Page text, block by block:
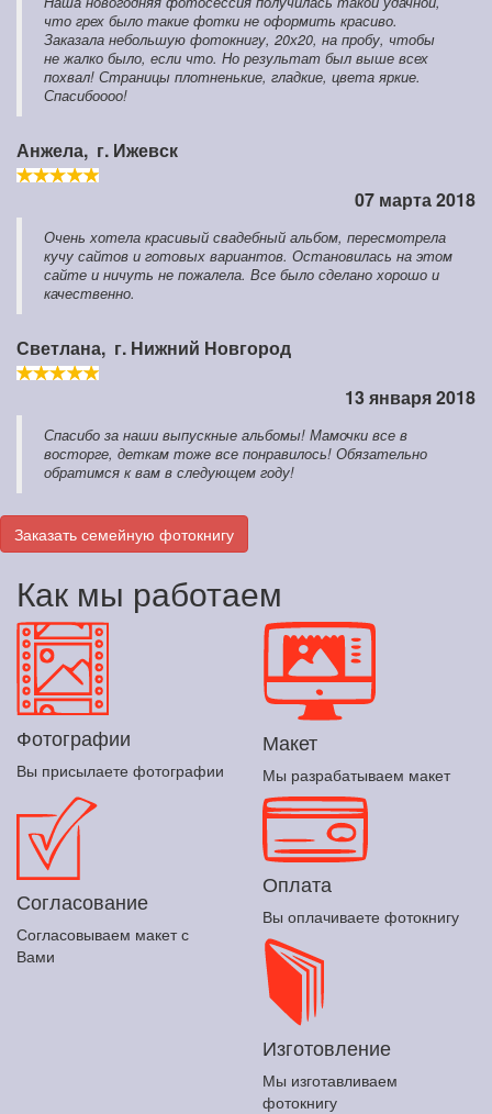
что грех было такие фотки не оформить красиво.
Заказала небольшую фотокнигу, 20х20, на пробу, чтобы
не жалко было, если что. Но результат был выше всех
похвал! Страницы плотненькие, гладкие, цвета яркие.
Спасибоооо!
Анжела, г. Ижевск
07 марта 2018
Очень хотела красивый свадебный альбом, пересмотрела
кучу сайтов и готовых вариантов. Остановилась на этом
сайте и ничуть не пожалела. Все было сделано хорошо и
качественно.
Светлана, г. Нижний Новгород
13 января 2018
Спасибо за наши выпускные альбомы! Мамочки все в
восторге, деткам тоже все понравилось! Обязательно
обратимся к вам в следующем году!
Заказать семейную фотокнигу
Как мы работаем
Фотографии
Вы присылаете фотографии
Макет
Мы разрабатываем макет
Согласование
Согласовываем макет с
Вами
Оплата
Вы оплачиваете фотокнигу
Изготовление
Мы изготавливаем
фотокнигу